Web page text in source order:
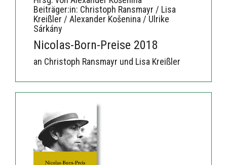
Beiträger:in: Christoph Ransmayr / Lisa
Kreißler / Alexander Košenina / Ulrike
Sárkány
Nicolas-Born-Preise 2018
an Christoph Ransmayr und Lisa Kreißler